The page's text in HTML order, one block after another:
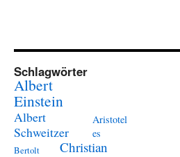
Schlagwörter
Albert
Einstein
Albert
Schweitzer
Aristotel
es
Bertolt
Christian